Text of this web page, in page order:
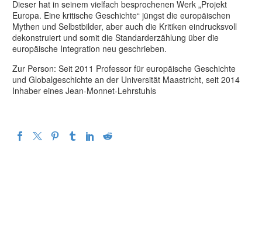
Dieser hat in seinem vielfach besprochenen Werk „Projekt
Europa. Eine kritische Geschichte“ jüngst die europäischen
Mythen und Selbstbilder, aber auch die Kritiken eindrucksvoll
dekonstruiert und somit die Standarderzählung über die
europäische Integration neu geschrieben.
Zur Person: Seit 2011 Professor für europäische Geschichte
und Globalgeschichte an der Universität Maastricht, seit 2014
Inhaber eines Jean-Monnet-Lehrstuhls